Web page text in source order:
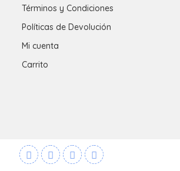
Términos y Condiciones
Políticas de Devolución
Mi cuenta
Carrito